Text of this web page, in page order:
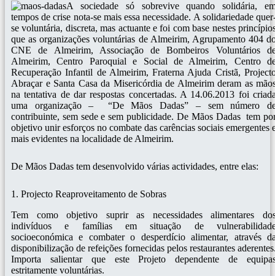
A sociedade só sobrevive quando solidária,
tempos de crise nota-se mais essa necessidade. A solidariedade
se voluntária, discreta, mas actuante e foi com base nestes
que as organizações voluntárias de Almeirim, Agrupamento 404
CNE de Almeirim, Associação de Bombeiros Voluntários
Almeirim, Centro Paroquial e Social de Almeirim, Centro
Recuperação Infantil de Almeirim, Fraterna Ajuda Cristã,
Abraçar e Santa Casa da Misericórdia de Almeirim deram as
na tentativa de dar respostas concertadas. A 14.06.2013 foi
uma organização – “De Mãos Dadas” – sem número
contribuinte, sem sede e sem publicidade. De Mãos Dadas tem
objetivo unir esforços no combate das carências sociais emergentes
mais evidentes na localidade de Almeirim.
De Mãos Dadas tem desenvolvido várias actividades, entre elas:
1. Projecto Reaproveitamento de Sobras
Tem como objetivo suprir as necessidades alimentares
indivíduos e famílias em situação de
socioeconómica e combater o desperdício alimentar, através
disponibilização de refeições fornecidas pelos restaurantes
Importa salientar que este Projeto dependente de
estritamente voluntárias.